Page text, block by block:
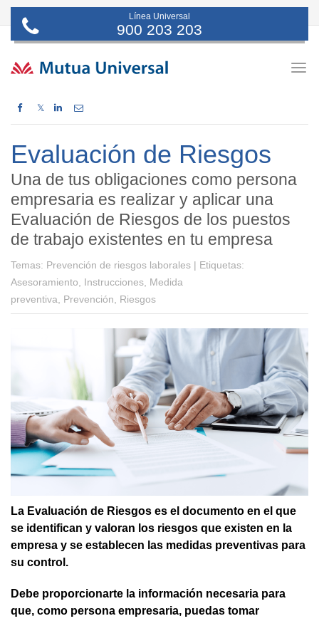
Línea Universal
900 203 203
𝕏
Evaluación de Riesgos
Una de tus obligaciones como persona
empresaria es realizar y aplicar una
Evaluación de Riesgos de los puestos
de trabajo existentes en tu empresa
Temas: Prevención de riesgos laborales | Etiquetas:
Asesoramiento, Instrucciones, Medida
preventiva, Prevención, Riesgos
La Evaluación de Riesgos es el documento en el que
se identifican y valoran los riesgos que existen en la
empresa y se establecen las medidas preventivas para
su control.
Debe proporcionarte la información necesaria para
que, como persona empresaria, puedas tomar